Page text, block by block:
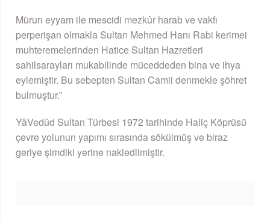
Mürurı eyyam ile mescidi mezkûr harab ve vakfı
perperişan olmakla Sultan Mehmed Hanı Rabi kerimei
muhteremelerinden Hatice Sultan Hazretleri
sahilsarayları mukabilinde müceddeden bina ve ihya
eylemiştir. Bu sebepten Sultan Camii denmekle şöhret
bulmuştur.”
YâVedûd Sultan Türbesi 1972 tarihinde Haliç Köprüsü
çevre yolunun yapımı sırasında sökülmüş ve biraz
geriye şimdiki yerine nakledilmiştir.